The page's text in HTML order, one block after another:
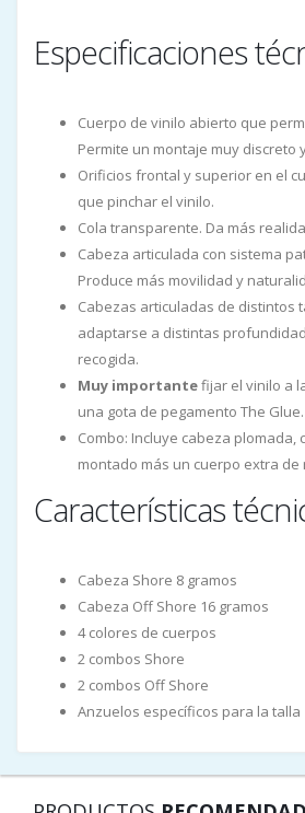
Especificaciones
Cuerpo de vinilo abierto que
Permite un montaje muy discreto
Orificios frontal y superior en el
que pinchar el vinilo.
Cola transparente. Da más
Cabeza articulada con sistema
Produce más movilidad y
Cabezas articuladas de distintos
adaptarse a distintas
recogida.
Muy importantefijar el vinilo a
una gota de pegamento The Glue.
Combo: Incluye cabeza plomada,
montado más un cuerpo extra de
Características
Cabeza Shore 8 gramos
Cabeza Off Shore 16 gramos
4 colores de cuerpos
2 combos Shore
2 combos Off Shore
Anzuelos específicos para la talla